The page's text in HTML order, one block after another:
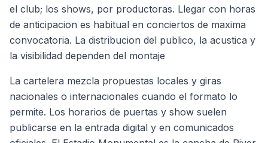
el club; los shows, por productoras. Llegar con horas
de anticipacion es habitual en conciertos de maxima
convocatoria. La distribucion del publico, la acustica y
la visibilidad dependen del montaje
La cartelera mezcla propuestas locales y giras
nacionales o internacionales cuando el formato lo
permite. Los horarios de puertas y show suelen
publicarse en la entrada digital y en comunicados